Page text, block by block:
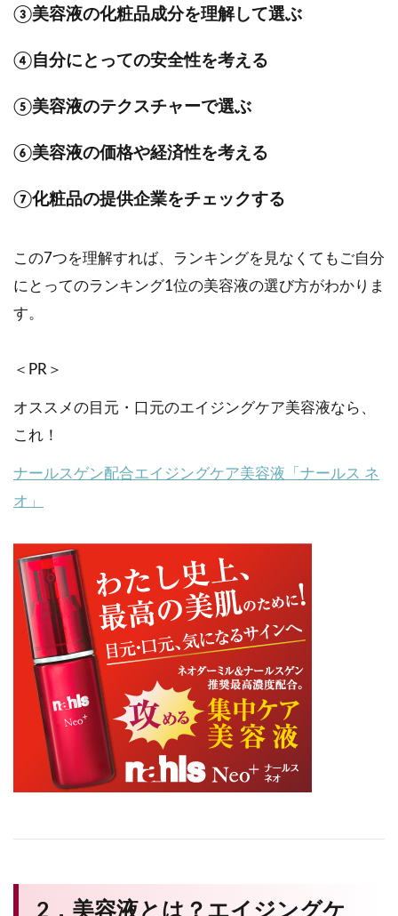
③美容液の化粧品成分を理解して選ぶ
④自分にとっての安全性を考える
⑤美容液のテクスチャーで選ぶ
⑥美容液の価格や経済性を考える
⑦化粧品の提供企業をチェックする
この7つを理解すれば、ランキングを見なくてもご自分
にとってのランキング1位の美容液の選び方がわかりま
す。
＜PR＞
オススメの目元・口元のエイジングケア美容液なら、
これ！
ナールスゲン配合エイジングケア美容液「ナールス ネ
オ」
2．美容液とは？エイジングケ